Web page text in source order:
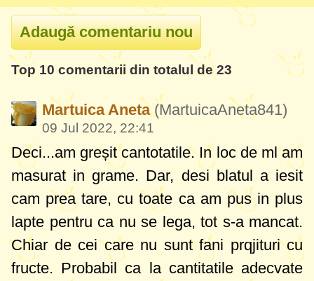
Top 10 comentarii din totalul de 23
Martuica Aneta(MartuicaAneta841)
09 Jul 2022, 22:41
Deci...am greșit cantotatile. In loc de ml am
masurat in grame. Dar, desi blatul a iesit
cam prea tare, cu toate ca am pus in plus
lapte pentru ca nu se lega, tot s-a mancat.
Chiar de cei care nu sunt fani prqjituri cu
fructe. Probabil ca la cantitatile adecvate